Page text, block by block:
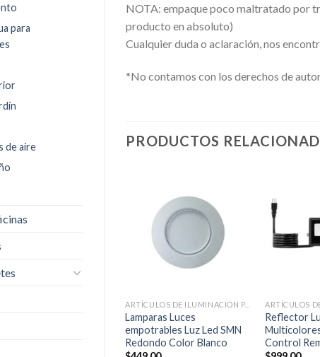
para
de aire
NOTA: empaque poco maltratado por
producto en absoluto)
Cualquier duda o aclaración, nos
*No contamos con los derechos de
PRODUCTOS
Añadir
a la
lista de
deseos
ARTÍCULOS DE ILUMINACIÓN PARA EL HOGAR
Lamparas Luces
empotrables Luz Led SMN
Redondo Color Blanco
Reflector
Control
+
Model 2057